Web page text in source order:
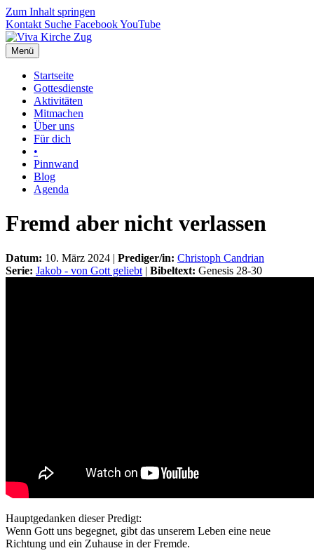
Zum Inhalt springen
Kontakt Suche FacebookYouTube
Menü
Startseite
Gottesdienste
Aktivitäten
Mitmachen
Über uns
Für dich
•
Pinnwand
Blog
Agenda
Fremd aber nicht verlassen
Datum: 10. März 2024 | Prediger/in: Christoph Candrian
Serie: Jakob - von Gott geliebt | Bibeltext: Genesis 28-30
Hauptgedanken dieser Predigt:
Wenn Gott uns begegnet, gibt das unserem Leben eine neue
Richtung und ein Zuhause in der Fremde.